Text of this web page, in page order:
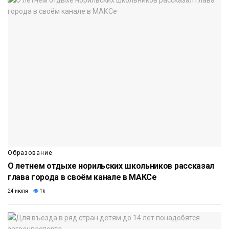
Образование
О летнем отдыхе норильских школьников рассказал
глава города в своём канале в МАКСе
24 июля 1k